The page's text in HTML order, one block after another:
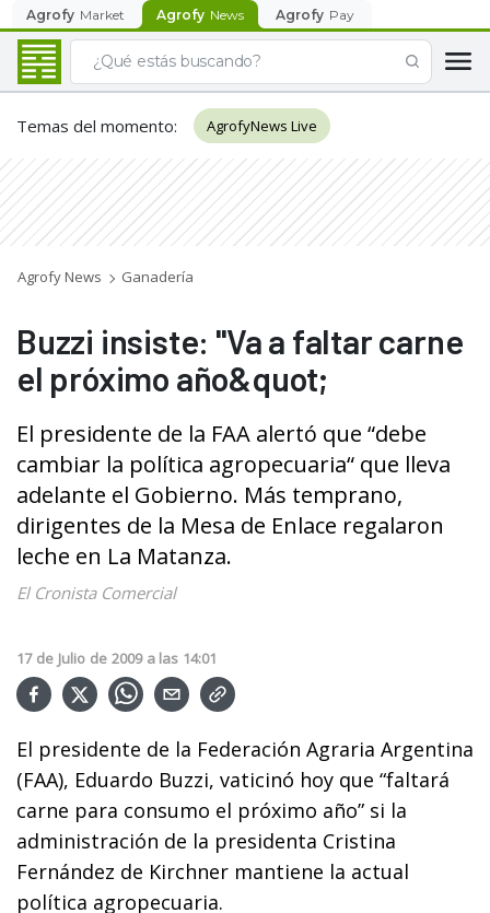
Agrofy Market Agrofy News Agrofy Pay
Temas del momento: AgrofyNews Live
Agrofy News Ganadería
Buzzi insiste: "Va a faltar carne
el próximo año&quot;
El presidente de la FAA alertó que “debe
cambiar la política agropecuaria“ que lleva
adelante el Gobierno. Más temprano,
dirigentes de la Mesa de Enlace regalaron
leche en La Matanza.
El Cronista Comercial
17 de Julio de 2009 a las 14:01
El presidente de la Federación Agraria Argentina
(FAA), Eduardo Buzzi, vaticinó hoy que “faltará
carne para consumo el próximo año” si la
administración de la presidenta Cristina
Fernández de Kirchner mantiene la actual
política agropecuaria.